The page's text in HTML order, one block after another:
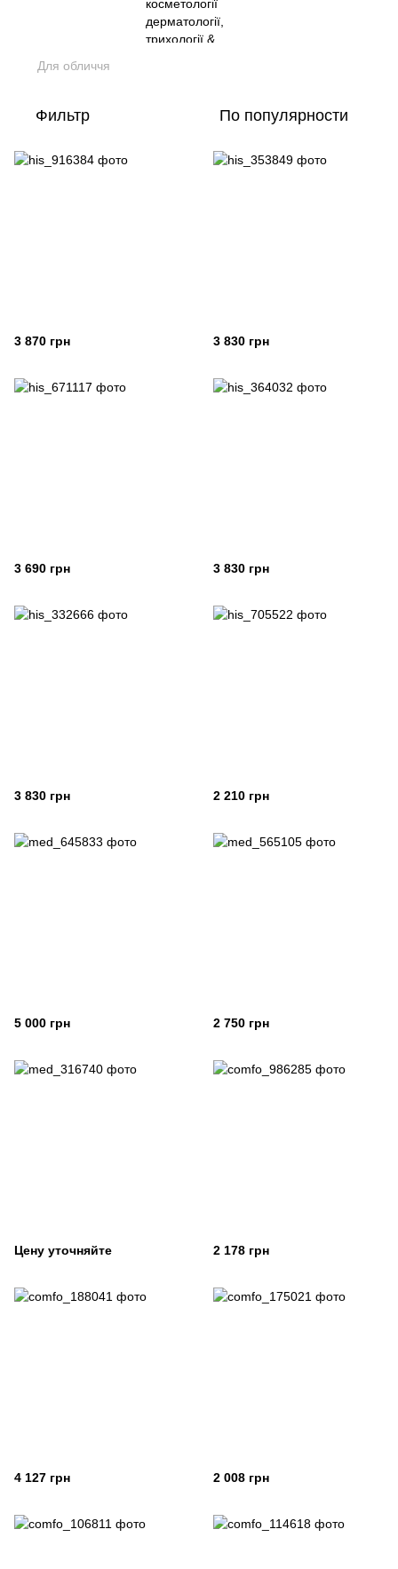
Для обличчя
Фильтр По популярности
3 870 грн 3 830 грн
3 690 грн 3 830 грн
3 830 грн 2 210 грн
5 000 грн 2 750 грн
Цену уточняйте 2 178 грн
4 127 грн 2 008 грн